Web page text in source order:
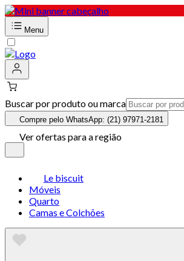
Menu
Buscar por produto ou marca
Compre pelo WhatsApp: (21) 97971-2181
Ver ofertas para a região
Le biscuit
Móveis
Quarto
Camas e Colchões